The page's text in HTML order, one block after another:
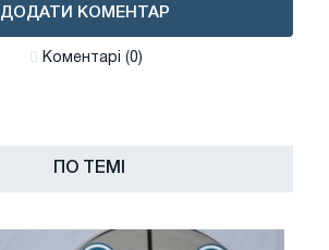
ДОДАТИ КОМЕНТАР
Коментарі (0)
ПО ТЕМІ